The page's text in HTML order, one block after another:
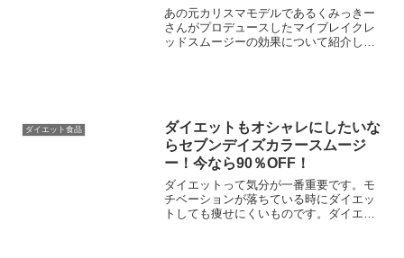
置き換えダイエット！
あの元カリスマモデルであるくみっきー
さんがプロデュースしたマイブレイクレ
ッドスムージーの効果について紹介して
ダイエット食品
ダイエットもオシャレにしたいな
らセブンデイズカラースムージ
ー！今なら90％OFF！
ダイエットって気分が一番重要です。モ
チベーションが落ちている時にダイエッ
トしても痩せにくいものです。ダイエッ